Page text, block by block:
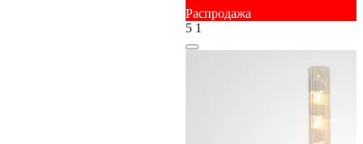
Распродажа
5 1